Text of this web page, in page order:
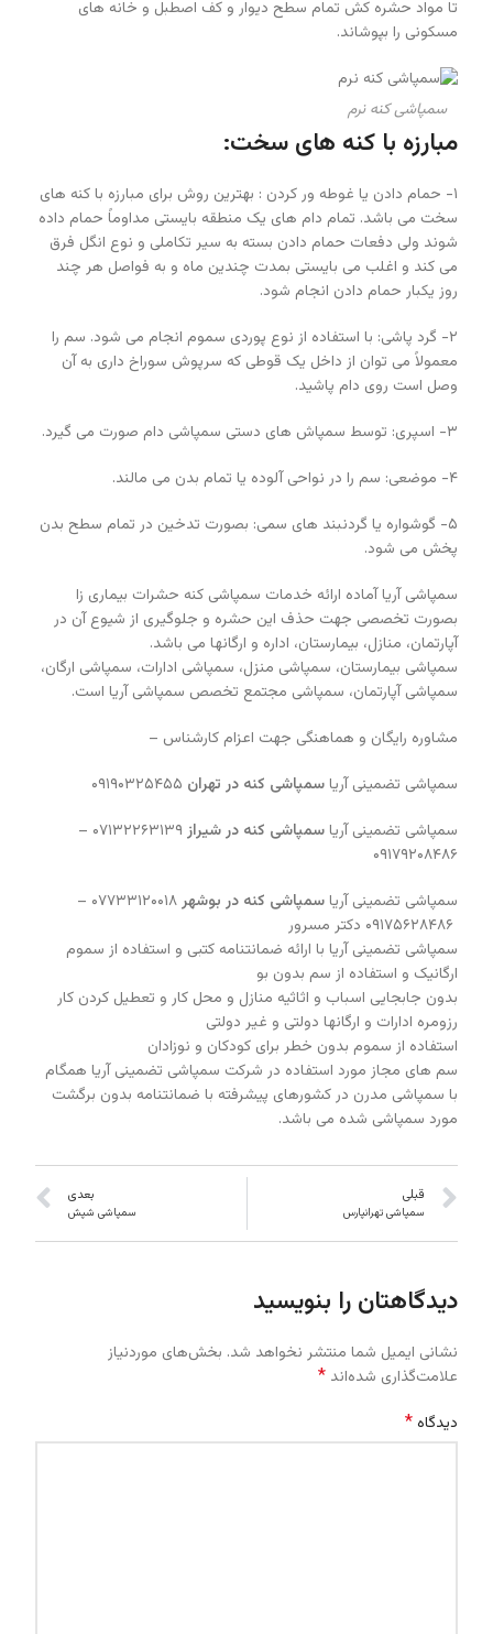
تا مواد حشره کش تمام سطح دیوار و کف اصطبل و خانه های
مسکونی را بپوشاند.
سمپاشی کنه نرم
مبارزه با کنه های سخت:
۱- حمام دادن یا غوطه ور کردن : بهترین روش برای مبارزه با کنه های
سخت می باشد. تمام دام های یک منطقه بایستی مداوماً حمام داده
شوند ولی دفعات حمام دادن بسته به سیر تکاملی و نوع انگل فرق
می کند و اغلب می بایستی بمدت چندین ماه و به فواصل هر چند
روز یکبار حمام دادن انجام شود.
۲- گرد پاشی: با استفاده از نوع پوردی سموم انجام می شود. سم را
معمولاً می توان از داخل یک قوطی که سرپوش سوراخ داری به آن
وصل است روی دام پاشید.
۳- اسپری: توسط سمپاش های دستی سمپاشی دام صورت می گیرد.
۴- موضعی: سم را در نواحی آلوده یا تمام بدن می مالند.
۵- گوشواره یا گردنبند های سمی: بصورت تدخین در تمام سطح بدن
پخش می شود.
سمپاشی آریا آماده ارائه خدمات سمپاشی کنه حشرات بیماری زا
بصورت تخصصی جهت حذف این حشره و جلوگیری از شیوع آن در
آپارتمان، منازل، بیمارستان، اداره و ارگانها می باشد.
سمپاشی بیمارستان، سمپاشی منزل، سمپاشی ادارات، سمپاشی ارگان،
سمپاشی آپارتمان، سمپاشی مجتمع تخصص سمپاشی آریا است.
مشاوره رایگان و هماهنگی جهت اعزام کارشناس –
سمپاشی تضمینی آریا سمپاشی کنه در تهران
سمپاشی تضمینی آریا سمپاشی کنه در شیراز
۰۷۱۳۲۲۶۳۱۳۹ –
۰۹۱۷۹۲۰۸۴۸۶
سمپاشی تضمینی آریا سمپاشی کنه در بوشهر
۰۷۷۳۳۱۲۰۰۱۸ –
سمپاشی تضمینی آریا با ارائه ضمانتنامه کتبی و استفاده از سموم
ارگانیک و استفاده از سم بدون بو
بدون جابجایی اسباب و اثاثیه منازل و محل کار و تعطیل کردن کار
رزومره ادارات و ارگانها دولتی و غیر دولتی
استفاده از سموم بدون خطر برای کودکان و نوزادان
سم های مجاز مورد استفاده در شرکت سمپاشی تضمینی آریا همگام
با سمپاشی مدرن در کشورهای پیشرفته با ضمانتنامه بدون برگشت
مورد سمپاشی شده می باشد.
قبلی
سمپاشی تهرانپارس
بعدی
سمپاشی شپش
دیدگاهتان را بنویسید
نشانی ایمیل شما منتشر نخواهد شد. بخش‌های موردنیاز
علامت‌گذاری شده‌اند *
دیدگاه*